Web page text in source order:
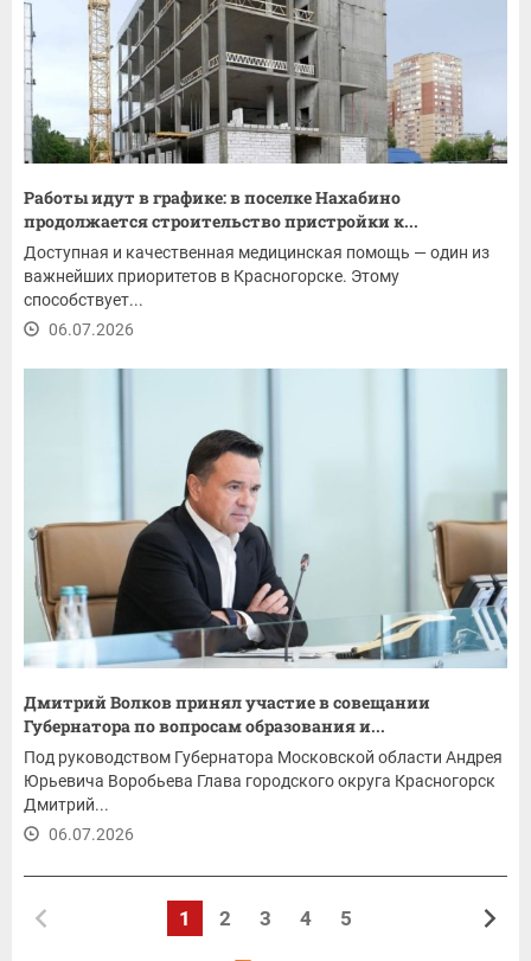
Работы идут в графике: в поселке Нахабино
продолжается строительство пристройки к...
Доступная и качественная медицинская помощь — один из
важнейших приоритетов в Красногорске. Этому
способствует...
06.07.2026
Дмитрий Волков принял участие в совещании
Губернатора по вопросам образования и...
Под руководством Губернатора Московской области Андрея
Юрьевича Воробьева Глава городского округа Красногорск
Дмитрий...
06.07.2026
1 2 3 4 5